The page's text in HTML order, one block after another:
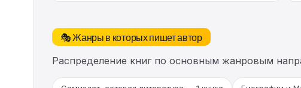
🎭 Жанры в которых пишет автор
Распределение книг по основным жанровым